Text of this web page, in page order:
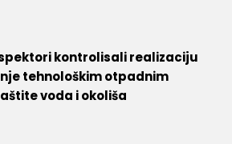
kontrolisali realizaciju
tehnološkim otpadnim
voda i okoliša